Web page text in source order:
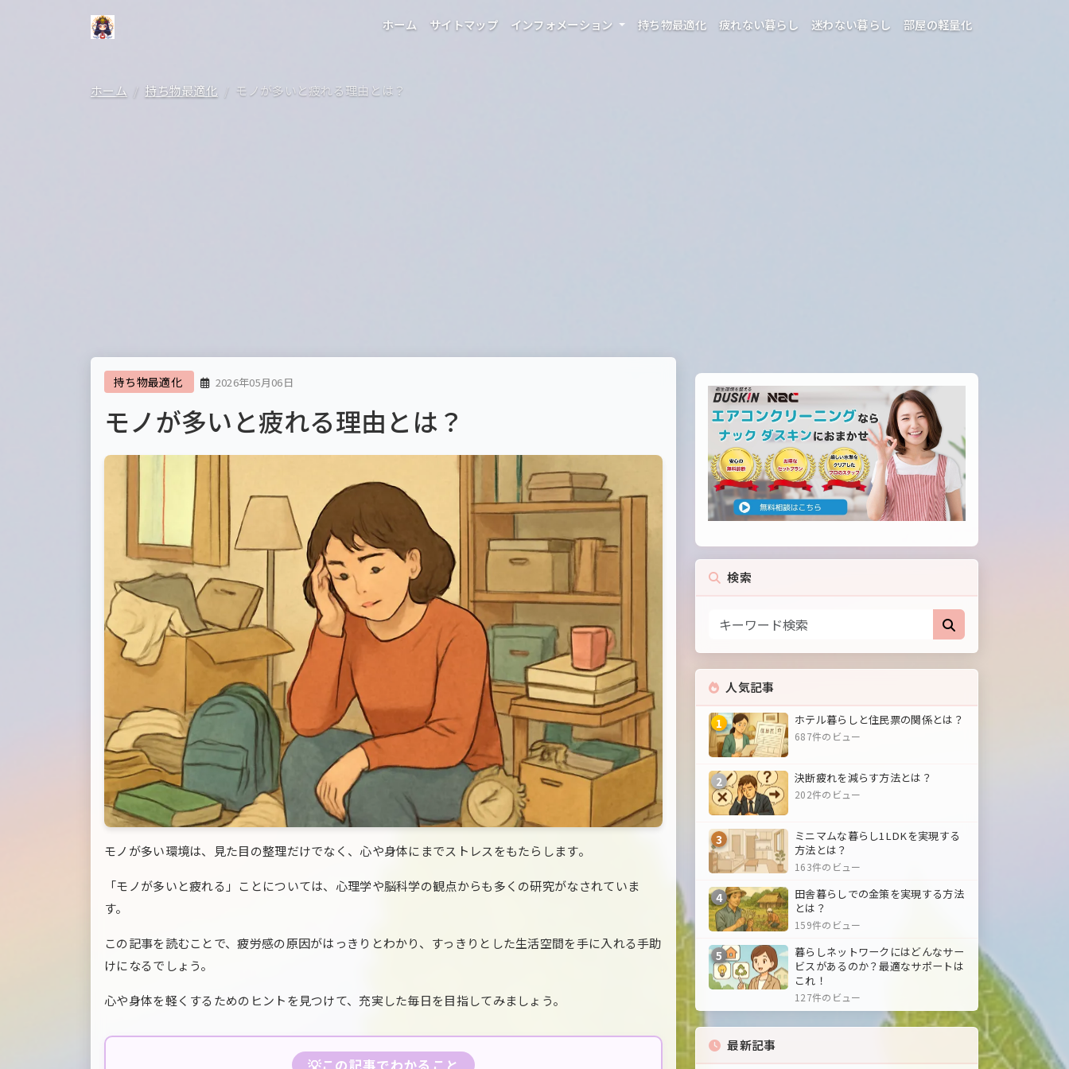
ホーム サイトマップ インフォメーション 持ち物最適化 疲れない暮らし 迷わない暮らし 部屋の軽量化
ホーム 持ち物最適化 モノが多いと疲れる理由とは？
持ち物最適化 2026年05月06日
モノが多いと疲れる理由とは？
モノが多い環境は、見た目の整理だけでなく、心や身体にまでストレスをもたらします。
「モノが多いと疲れる」ことについては、心理学や脳科学の観点からも多くの研究がなされていま
す。
この記事を読むことで、疲労感の原因がはっきりとわかり、すっきりとした生活空間を手に入れる手助
けになるでしょう。
心や身体を軽くするためのヒントを見つけて、充実した毎日を目指してみましょう。
💡この記事でわかること
検索
人気記事
1 ホテル暮らしと住民票の関係とは？
687件のビュー
2 決断疲れを減らす方法とは？
202件のビュー
3
ミニマムな暮らし1LDKを実現する
方法とは？
163件のビュー
4
田舎暮らしでの金策を実現する方法
とは？
159件のビュー
5
暮らしネットワークにはどんなサー
ビスがあるのか？最適なサポートは
これ！
127件のビュー
最新記事